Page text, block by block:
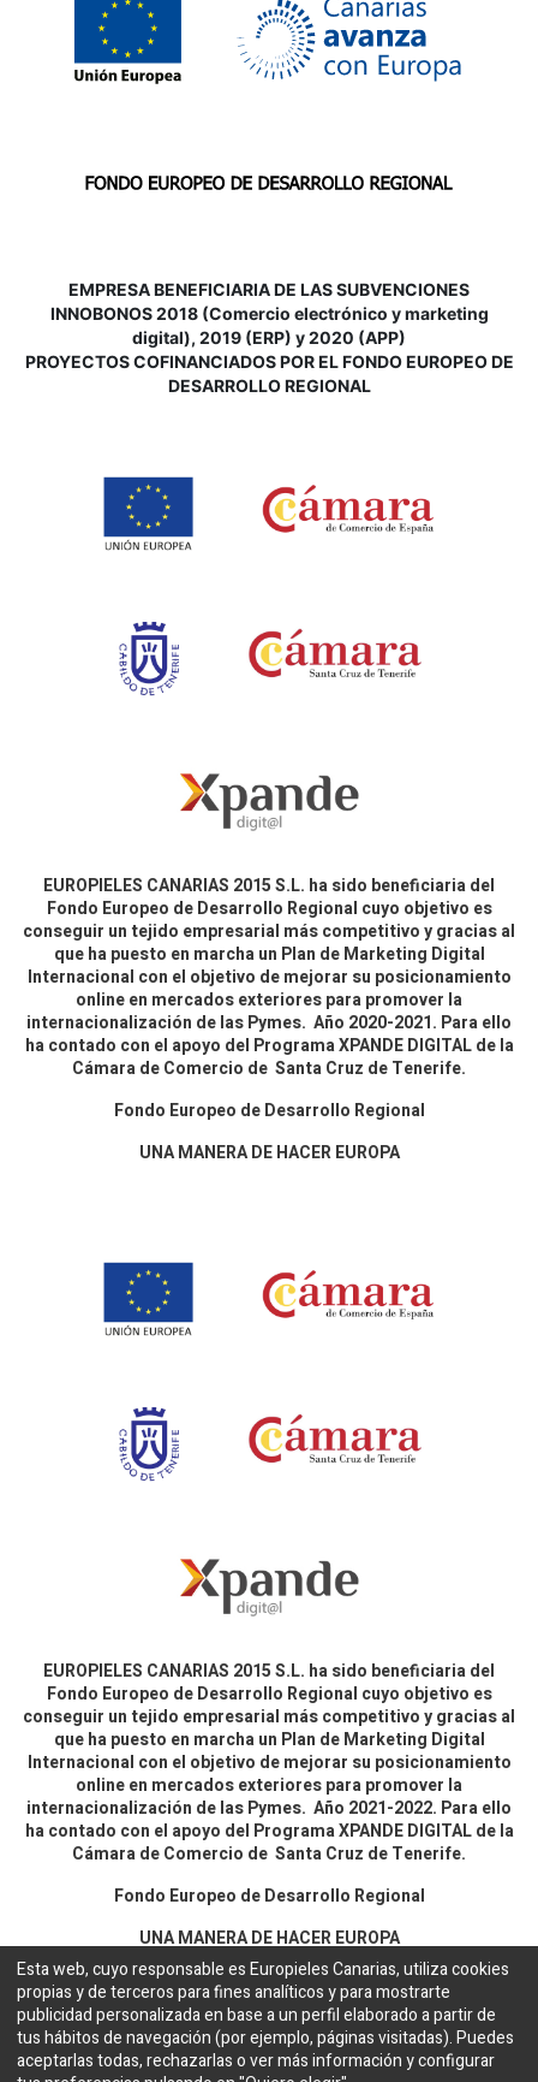
EMPRESA BENEFICIARIA DE LAS SUBVENCIONES
INNOBONOS 2018 (Comercio electrónico y marketing
digital), 2019 (ERP) y 2020 (APP)
PROYECTOS COFINANCIADOS POR EL FONDO EUROPEO DE
DESARROLLO REGIONAL
EUROPIELES CANARIAS 2015 S.L. ha sido beneficiaria del
Fondo Europeo de Desarrollo Regional cuyo objetivo es
conseguir un tejido empresarial más competitivo y gracias al
que ha puesto en marcha un Plan de Marketing Digital
Internacional con el objetivo de mejorar su posicionamiento
online en mercados exteriores para promover la
internacionalización de las Pymes. Año 2020-2021. Para ello
ha contado con el apoyo del Programa XPANDE DIGITAL de la
Cámara de Comercio de Santa Cruz de Tenerife.
Fondo Europeo de Desarrollo Regional
UNA MANERA DE HACER EUROPA
EUROPIELES CANARIAS 2015 S.L. ha sido beneficiaria del
Fondo Europeo de Desarrollo Regional cuyo objetivo es
conseguir un tejido empresarial más competitivo y gracias al
que ha puesto en marcha un Plan de Marketing Digital
Internacional con el objetivo de mejorar su posicionamiento
online en mercados exteriores para promover la
internacionalización de las Pymes. Año 2021-2022. Para ello
ha contado con el apoyo del Programa XPANDE DIGITAL de la
Cámara de Comercio de Santa Cruz de Tenerife.
Fondo Europeo de Desarrollo Regional
UNA MANERA DE HACER EUROPA
Aviso legal y política de privacidad
Esta web, cuyo responsable es Europieles Canarias, utiliza cookies
propias y de terceros para fines analíticos y para mostrarte
publicidad personalizada en base a un perfil elaborado a partir de
tus hábitos de navegación (por ejemplo, páginas visitadas). Puedes
aceptarlas todas, rechazarlas o ver más información y configurar